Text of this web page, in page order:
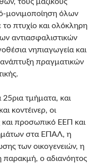
μονιμοποίηση όλων
πτυχίο και ολόκληρη
αντιασφαλιστικών
νηπιαγωγεία και
πραγματικών
τμήματα, και
κοντέινερ, οι
και προσωπικό ΕΕΠ και
στα ΕΠΑΛ, η
των οικογενειών, η
παρακμή, ο αδιανόητος